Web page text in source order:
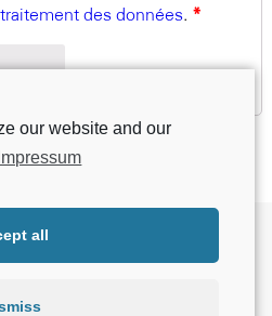
our website and our
Impressum
all
traitement des données. *
Contact